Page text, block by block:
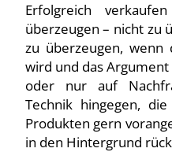
Erfolgreich
überzeugen – nicht zu
zu überzeugen, wenn
wird und das
oder nur auf
Technik hingegen,
Produkten gern
in den Hintergrund